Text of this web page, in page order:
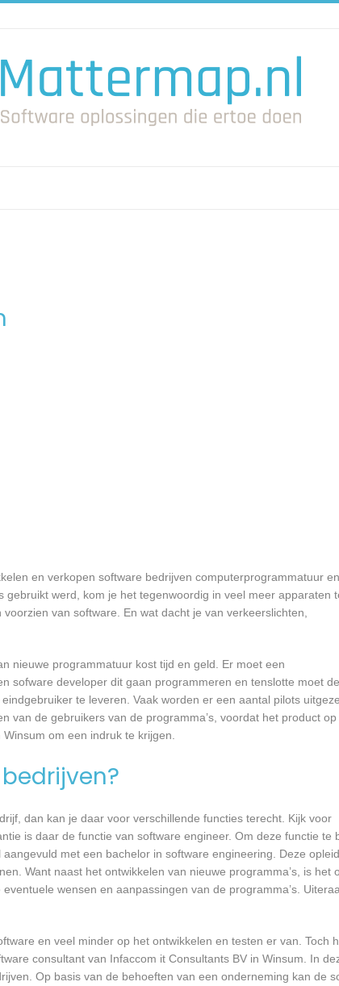
en verkopen software bedrijven computerprogrammatuur
werd, kom je het tegenwoordig in veel meer apparaten
van software. En wat dacht je van verkeerslichten,
nieuwe programmatuur kost tijd en geld. Er moet een
sofware developer dit gaan programmeren en tenslotte moet de
te leveren. Vaak worden er een aantal pilots
van de gebruikers van de programma’s, voordat het product op
om een indruk te krijgen.
dan kan je daar voor verschillende functies terecht. Kijk voor
is daar de functie van software engineer. Om deze functie te
met een bachelor in software engineering. Deze
Want naast het ontwikkelen van nieuwe programma’s, is het
wensen en aanpassingen van de programma’s.
en veel minder op het ontwikkelen en testen er van. Toch
consultant van Infaccom it Consultants BV in Winsum. In
Op basis van de behoeften van een onderneming kan de